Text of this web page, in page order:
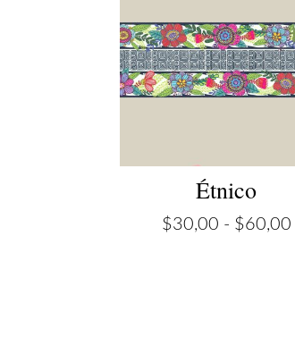
Étnico
$30,00 - $60,00